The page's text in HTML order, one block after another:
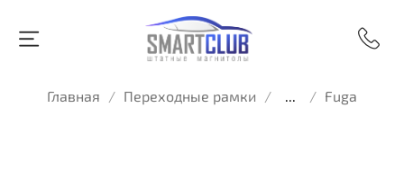
Главная Переходные рамки ... Fuga